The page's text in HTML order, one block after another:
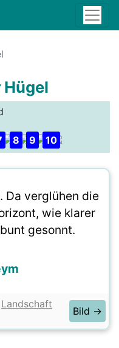
8 9 10
Da verglühen die
wie klarer
gesonnt.
Landschaft
Bild →